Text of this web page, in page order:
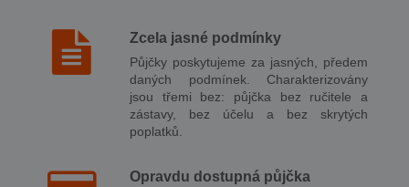
Zcela jasné podmínky
Půjčky poskytujeme za jasných, předem
daných podmínek. Charakterizovány
jsou třemi bez: půjčka bez ručitele a
zástavy, bez účelu a bez skrytých
poplatků.
Opravdu dostupná půjčka